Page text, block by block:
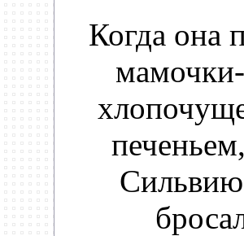
Когда она